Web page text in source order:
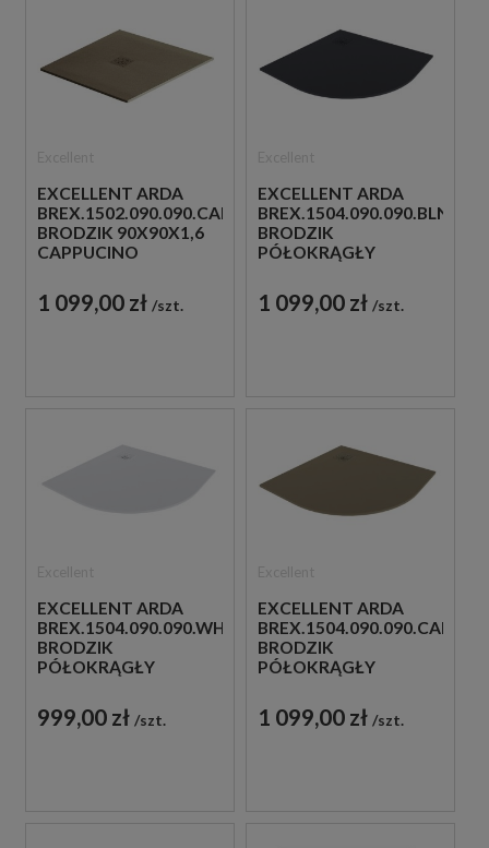
EXCELLENT ARDA
BREX.1502.090.090.CAN
BRODZIK 90X90X1,6
CAPPUCINO
1 099,00 zł szt.
EXCELLENT ARDA
BREX.1504.090.090.BLN
BRODZIK
PÓŁOKRĄGŁY
1 099,00 zł szt.
EXCELLENT ARDA
BREX.1504.090.090.WHN
BRODZIK
PÓŁOKRĄGŁY
999,00 zł szt.
EXCELLENT ARDA
BREX.1504.090.090.CAN
BRODZIK
PÓŁOKRĄGŁY
CAPPUCINO
1 099,00 zł szt.